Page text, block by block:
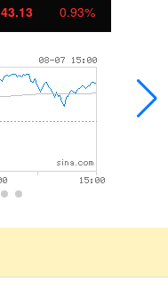
43.13 0.93%